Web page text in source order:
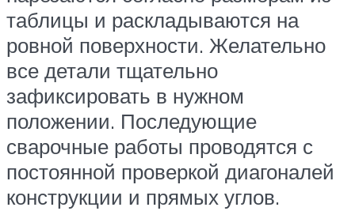
таблицы и раскладываются на
ровной поверхности. Желательно
все детали тщательно
зафиксировать в нужном
положении. Последующие
сварочные работы проводятся с
постоянной проверкой диагоналей
конструкции и прямых углов.